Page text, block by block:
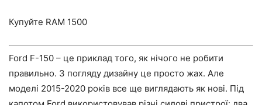
Купуйте RAM 1500
Ford F-150 – це приклад того, як нічого не робити
правильно. З погляду дизайну це просто жах. Але
моделі 2015-2020 років все ще виглядають як нові. Під